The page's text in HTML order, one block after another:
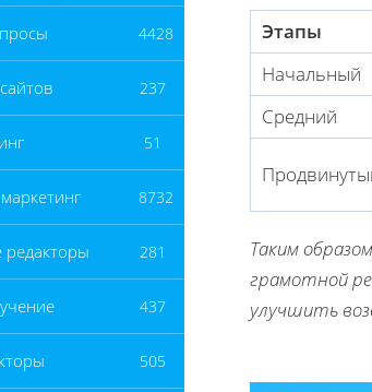
4428
237
51
8732
редакторы 281
437
505
Этапы
Начальный
Средний
Таким
грамотной
улучшить